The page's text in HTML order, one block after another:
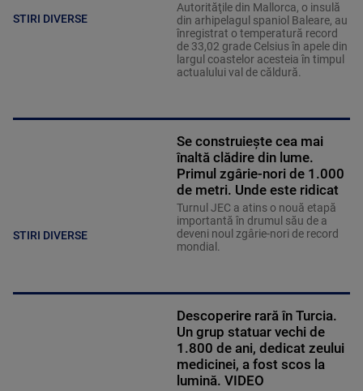
STIRI DIVERSE
Autorităţile din Mallorca, o insulă
din arhipelagul spaniol Baleare, au
înregistrat o temperatură record
de 33,02 grade Celsius în apele din
largul coastelor acesteia în timpul
actualului val de căldură.
STIRI DIVERSE
Se construiește cea mai
înaltă clădire din lume.
Primul zgârie-nori de 1.000
de metri. Unde este ridicat
Turnul JEC a atins o nouă etapă
importantă în drumul său de a
deveni noul zgârie-nori de record
mondial.
Descoperire rară în Turcia.
Un grup statuar vechi de
1.800 de ani, dedicat zeului
medicinei, a fost scos la
lumină. VIDEO